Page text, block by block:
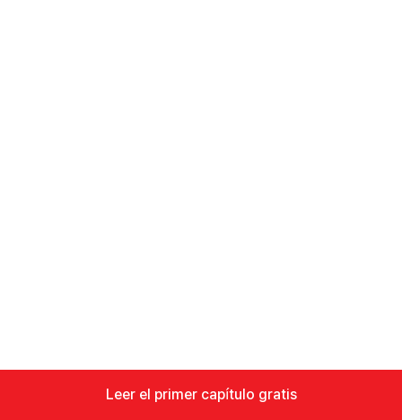
Leer el primer capítulo gratis